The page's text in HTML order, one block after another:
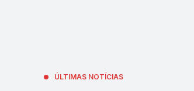
ÚLTIMAS NOTÍCIAS